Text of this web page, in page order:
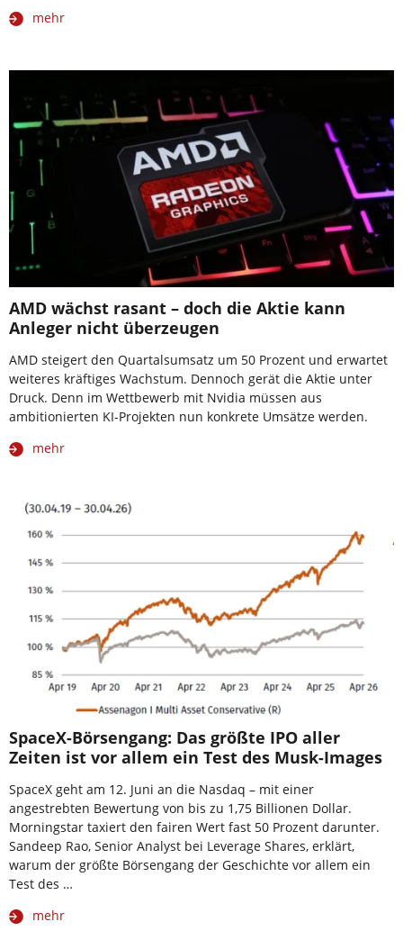
mehr
AMD wächst rasant – doch die Aktie kann
Anleger nicht überzeugen
AMD steigert den Quartalsumsatz um 50 Prozent und erwartet
weiteres kräftiges Wachstum. Dennoch gerät die Aktie unter
Druck. Denn im Wettbewerb mit Nvidia müssen aus
ambitionierten KI-Projekten nun konkrete Umsätze werden.
mehr
SpaceX-Börsengang: Das größte IPO aller
Zeiten ist vor allem ein Test des Musk-Images
SpaceX geht am 12. Juni an die Nasdaq – mit einer
angestrebten Bewertung von bis zu 1,75 Billionen Dollar.
Morningstar taxiert den fairen Wert fast 50 Prozent darunter.
Sandeep Rao, Senior Analyst bei Leverage Shares, erklärt,
warum der größte Börsengang der Geschichte vor allem ein
Test des …
mehr